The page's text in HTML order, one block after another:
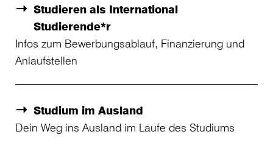
Studieren als International
Studierende*r
Infos zum Bewerbungsablauf, Finanzierung und
Anlaufstellen
Studium im Ausland
Dein Weg ins Ausland im Laufe des Studiums